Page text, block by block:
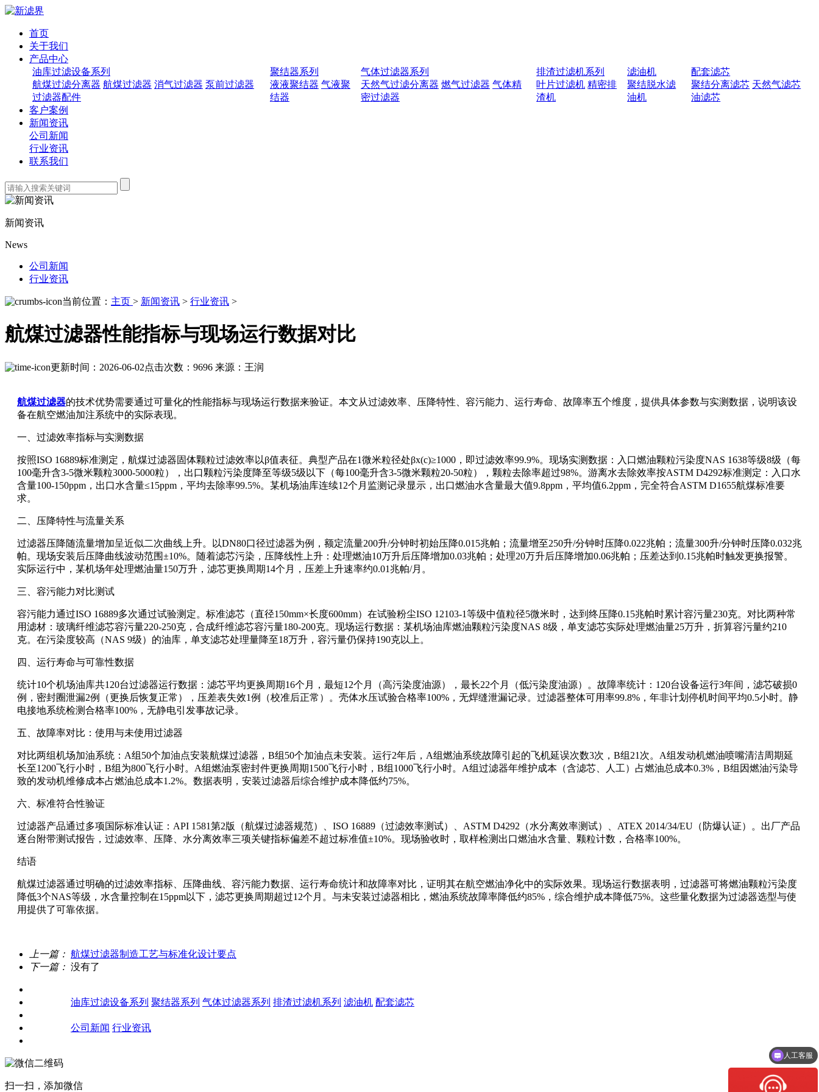
首页
关于我们
产品中心
油库过滤设备系列
航煤过滤分离器 航煤过滤器 消气过滤器 泵前过滤器
过滤器配件
聚结器系列
液液聚结器 气液聚
结器
气体过滤器系列
天然气过滤分离器 燃气过滤器 气体精
密过滤器
排渣过滤机系列
叶片过滤机 精密排
渣机
滤油机
聚结脱水滤
油机
配套滤芯
聚结分离滤芯 天然气滤芯
油滤芯
客户案例
新闻资讯
公司新闻
行业资讯
联系我们
新闻资讯
News
公司新闻
行业资讯
当前位置： 主页 > 新闻资讯 > 行业资讯 >
航煤过滤器性能指标与现场运行数据对比
更新时间：2026-06-02点击次数：9696 来源：王润
航煤过滤器的技术优势需要通过可量化的性能指标与现场运行数据来验证。本文从过滤效率、压降特性、容污能力、运行寿命、故障率五个维度，提供具体参数与实测数据，说明该设
备在航空燃油加注系统中的实际表现。
一、过滤效率指标与实测数据
按照ISO 16889标准测定，航煤过滤器固体颗粒过滤效率以β值表征。典型产品在1微米粒径处βx(c)≥1000，即过滤效率99.9%。现场实测数据：入口燃油颗粒污染度NAS 1638等级8级（每
100毫升含3-5微米颗粒3000-5000粒），出口颗粒污染度降至等级5级以下（每100毫升含3-5微米颗粒20-50粒），颗粒去除率超过98%。游离水去除效率按ASTM D4292标准测定：入口水
含量100-150ppm，出口水含量≤15ppm，平均去除率99.5%。某机场油库连续12个月监测记录显示，出口燃油水含量最大值9.8ppm，平均值6.2ppm，完全符合ASTM D1655航煤标准要
求。
二、压降特性与流量关系
过滤器压降随流量增加呈近似二次曲线上升。以DN80口径过滤器为例，额定流量200升/分钟时初始压降0.015兆帕；流量增至250升/分钟时压降0.022兆帕；流量300升/分钟时压降0.032兆
帕。现场安装后压降曲线波动范围±10%。随着滤芯污染，压降线性上升：处理燃油10万升后压降增加0.03兆帕；处理20万升后压降增加0.06兆帕；压差达到0.15兆帕时触发更换报警。
实际运行中，某机场年处理燃油量150万升，滤芯更换周期14个月，压差上升速率约0.01兆帕/月。
三、容污能力对比测试
容污能力通过ISO 16889多次通过试验测定。标准滤芯（直径150mm×长度600mm）在试验粉尘ISO 12103-1等级中值粒径5微米时，达到终压降0.15兆帕时累计容污量230克。对比两种常
用滤材：玻璃纤维滤芯容污量220-250克，合成纤维滤芯容污量180-200克。现场运行数据：某机场油库燃油颗粒污染度NAS 8级，单支滤芯实际处理燃油量25万升，折算容污量约210
克。在污染度较高（NAS 9级）的油库，单支滤芯处理量降至18万升，容污量仍保持190克以上。
四、运行寿命与可靠性数据
统计10个机场油库共120台过滤器运行数据：滤芯平均更换周期16个月，最短12个月（高污染度油源），最长22个月（低污染度油源）。故障率统计：120台设备运行3年间，滤芯破损0
例，密封圈泄漏2例（更换后恢复正常），压差表失效1例（校准后正常）。壳体水压试验合格率100%，无焊缝泄漏记录。过滤器整体可用率99.8%，年非计划停机时间平均0.5小时。静
电接地系统检测合格率100%，无静电引发事故记录。
五、故障率对比：使用与未使用过滤器
对比两组机场加油系统：A组50个加油点安装航煤过滤器，B组50个加油点未安装。运行2年后，A组燃油系统故障引起的飞机延误次数3次，B组21次。A组发动机燃油喷嘴清洁周期延
长至1200飞行小时，B组为800飞行小时。A组燃油泵密封件更换周期1500飞行小时，B组1000飞行小时。A组过滤器年维护成本（含滤芯、人工）占燃油总成本0.3%，B组因燃油污染导
致的发动机维修成本占燃油总成本1.2%。数据表明，安装过滤器后综合维护成本降低约75%。
六、标准符合性验证
过滤器产品通过多项国际标准认证：API 1581第2版（航煤过滤器规范）、ISO 16889（过滤效率测试）、ASTM D4292（水分离效率测试）、ATEX 2014/34/EU（防爆认证）。出厂产品
逐台附带测试报告，过滤效率、压降、水分离效率三项关键指标偏差不超过标准值±10%。现场验收时，取样检测出口燃油水含量、颗粒计数，合格率100%。
结语
航煤过滤器通过明确的过滤效率指标、压降曲线、容污能力数据、运行寿命统计和故障率对比，证明其在航空燃油净化中的实际效果。现场运行数据表明，过滤器可将燃油颗粒污染度
降低3个NAS等级，水含量控制在15ppm以下，滤芯更换周期超过12个月。与未安装过滤器相比，燃油系统故障率降低约85%，综合维护成本降低75%。这些量化数据为过滤器选型与使
用提供了可靠依据。
上一篇： 航煤过滤器制造工艺与标准化设计要点
下一篇： 没有了
油库过滤设备系列 聚结器系列 气体过滤器系列 排渣过滤机系列 滤油机 配套滤芯
公司新闻 行业资讯
扫一扫，添加微信
投标报价